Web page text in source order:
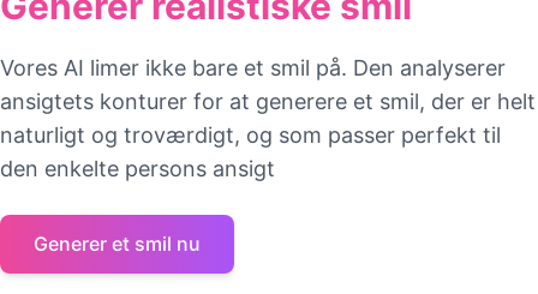
Vores AI limer ikke bare et smil på. Den analyserer
ansigtets konturer for at generere et smil, der er helt
naturligt og troværdigt, og som passer perfekt til
den enkelte persons ansigt
Generer et smil nu